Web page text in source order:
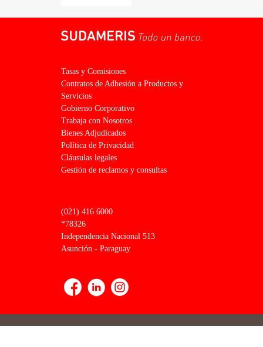
20 años de plazo
Tasas y Comisiones
Contratos de Adhesión a Productos y
Servicios
Gobierno Corporativo
Trabaja con Nosotros
Bienes Adjudicados
Política de Privacidad
Cláusulas legales
Gestión de reclamos y consultas
(021) 416 6000
*78326
Independencia Nacional 513
Asunción - Paraguay